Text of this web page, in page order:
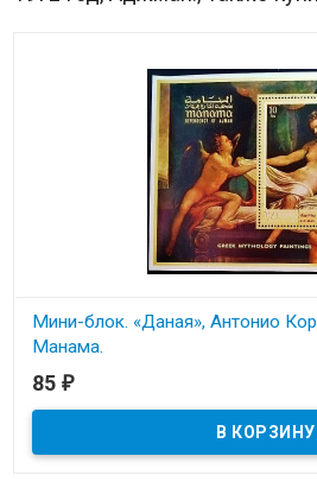
Мини-блок. «Даная», Антонио
Манама.
В наличии
85 ₽